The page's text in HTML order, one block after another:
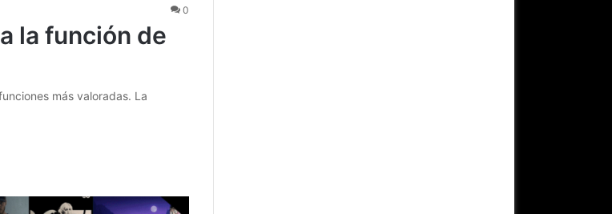
0
la función de
más valoradas. La